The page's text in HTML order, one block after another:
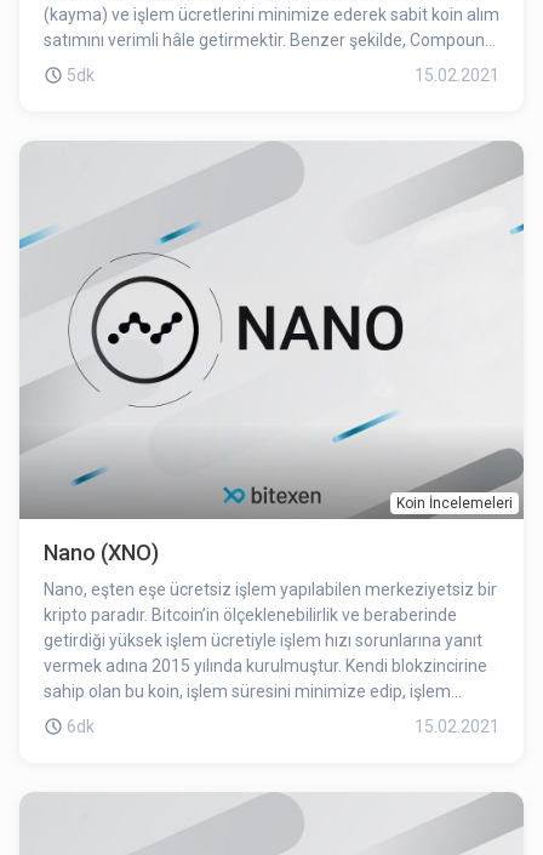
(kayma) ve işlem ücretlerini minimize ederek sabit koin alım
satımını verimli hâle getirmektir. Benzer şekilde, Compound
ve yearn.finance gibi projelerle yaptığı iş birlikleriyle likidite
5dk 15.02.2021
Koin İncelemeleri
Nano (XNO)
Nano, eşten eşe ücretsiz işlem yapılabilen merkeziyetsiz bir
kripto paradır. Bitcoin’in ölçeklenebilirlik ve beraberinde
getirdiği yüksek işlem ücretiyle işlem hızı sorunlarına yanıt
vermek adına 2015 yılında kurulmuştur. Kendi blokzincirine
sahip olan bu koin, işlem süresini minimize edip, işlem
ücretlerini tamamen ortadan kaldırmayı amaçlamaktadır.
sahip olduğu özel tasarımıyla Bitcoin’den ve Ethereum
temelli birçok projeden ayrılmaktadır.
6dk 15.02.2021